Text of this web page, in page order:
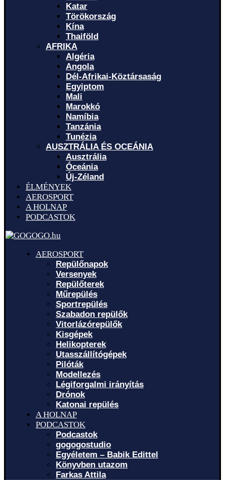
Katar
Törökország
Kína
Thaiföld
AFRIKA
Algéria
Angola
Dél-Afrikai-Köztársaság
Egyiptom
Mali
Marokkó
Namíbia
Tanzánia
Tunézia
AUSZTRÁLIA ÉS OCEÁNIA
Ausztrália
Óceánia
Új-Zéland
ÉLMÉNYEK
AEROSPORT
A HOLNAP
PODCASTOK
AEROSPORT
Repülőnapok
Versenyek
Repülőterek
Műrepülés
Sportrepülés
Szabadon repülők
Vitorlázórepülők
Kisgépek
Helikopterek
Utasszállítógépek
Pilóták
Modellezés
Légiforgalmi irányítás
Drónok
Katonai repülés
A HOLNAP
PODCASTOK
Podcastok
gogogostudio
Egyéletem – Babik Edittel
Könyvben utazom
Farkas Attila